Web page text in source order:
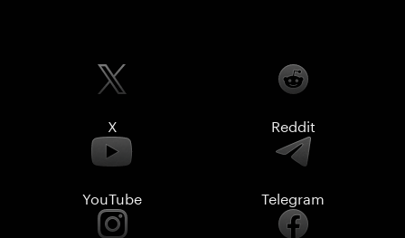
X Reddit
YouTube Telegram